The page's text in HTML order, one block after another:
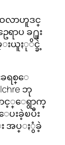
ဆလာဟူဒင္
ာပ ခ႐ူး
မ္းယူႏုိင္ခဲ့
ခရစ္ေ
ဘု
င့္ေရွာက္
ပးခဲ့ၿပီး
အပ္ႏွံခဲ့